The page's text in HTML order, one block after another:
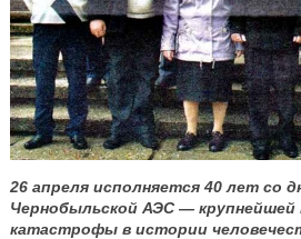
26 апреля исполняется 40 лет со
Чернобыльской АЭС — крупнейшей
катастрофы в истории